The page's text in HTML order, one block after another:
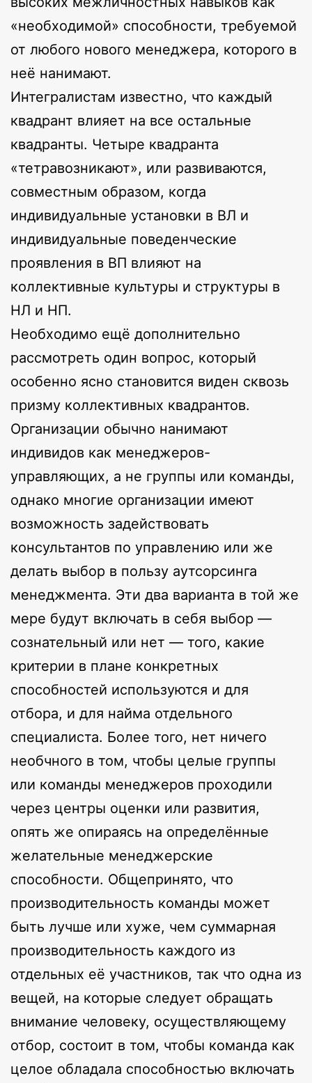
«необходимой» способности, требуемой
от любого нового менеджера, которого в
неё нанимают.
Интегралистам известно, что каждый
квадрант влияет на все остальные
квадранты. Четыре квадранта
«тетравозникают», или развиваются,
совместным образом, когда
индивидуальные установки в ВЛ и
индивидуальные поведенческие
проявления в ВП влияют на
коллективные культуры и структуры в
НЛ и НП.
Необходимо ещё дополнительно
рассмотреть один вопрос, который
особенно ясно становится виден сквозь
призму коллективных квадрантов.
Организации обычно нанимают
индивидов как менеджеров-
управляющих, а не группы или команды,
однако многие организации имеют
возможность задействовать
консультантов по управлению или же
делать выбор в пользу аутсорсинга
менеджмента. Эти два варианта в той же
мере будут включать в себя выбор —
сознательный или нет — того, какие
критерии в плане конкретных
способностей используются и для
отбора, и для найма отдельного
специалиста. Более того, нет ничего
необчного в том, чтобы целые группы
или команды менеджеров проходили
через центры оценки или развития,
опять же опираясь на определённые
желательные менеджерские
способности. Общепринято, что
производительность команды может
быть лучше или хуже, чем суммарная
производительность каждого из
отдельных её участников, так что одна из
вещей, на которые следует обращать
внимание человеку, осуществляющему
отбор, состоит в том, чтобы команда как
целое обладала способностью включать